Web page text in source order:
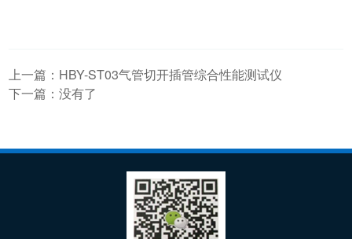
上一篇： HBY-ST03气管切开插管综合性能测试仪
下一篇：没有了